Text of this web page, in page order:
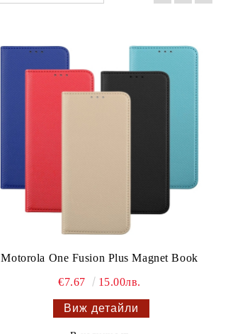
Motorola One Fusion Plus Magnet Book
€7.67 15.00лв.
Виж детайли